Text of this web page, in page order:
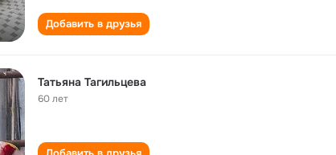
Добавить в друзья
Татьяна Тагильцева
60 лет